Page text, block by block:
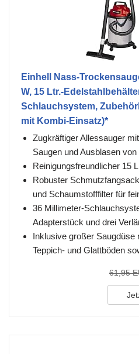
Einhell Nass-
W, 15 Ltr.-
Schlauchsystem,
mit Kombi-Einsatz)*
Zugkräftiger Allessauger
Saugen und Ausblasen
Reinigungsfreundlicher 15
Robuster
und Schaumstofffilter für
36 Millimeter-
Adapterstück und drei
Inklusive großer Saugdüse
Teppich- und Glattböden
61,95